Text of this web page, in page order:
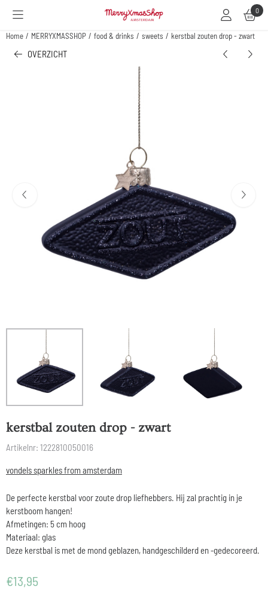
Cookievoorkeuren zijn beschikbaar. Kies instellingen of sta alle cookies toe.0
Home / MERRYXMASSHOP / food & drinks / sweets / kerstbal zouten drop - zwart
OVERZICHT
kerstbal zouten drop - zwart
Artikelnr: 1222810050016
vondels sparkles from amsterdam
De perfecte kerstbal voor zoute drop liefhebbers. Hij zal prachtig in je
kerstboom hangen!
Afmetingen: 5 cm hoog
Materiaal: glas
Deze kerstbal is met de mond geblazen, handgeschilderd en -gedecoreerd.
€13,95